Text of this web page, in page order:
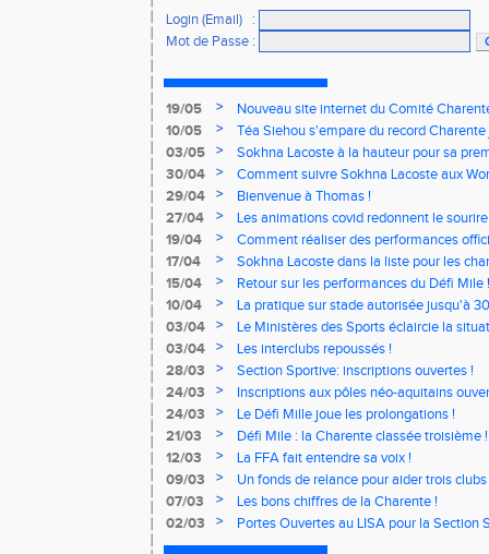
Login (Email)
:
Mot de Passe :
19/05 >
Nouveau site internet du Comité
10/05
>
Téa Siehou s'empare du record
03/05
>
Sokhna Lacoste à la hauteur pour sa
30/04
>
Comment suivre Sokhna Lacoste aux
29/04
>
Bienvenue à Thomas !
27/04
>
Les animations covid redonnent le
19/04
>
Comment réaliser des performances
17/04
>
Sokhna Lacoste dans la liste pour les
relais !
15/04 >
Retour sur les performances du Défi Mile !
10/04
>
La pratique sur stade autorisée jusqu'à
03/04
>
Le Ministères des Sports éclaircie la
03/04
>
Les interclubs repoussés !
28/03
>
Section Sportive: inscriptions ouvertes !
24/03
>
Inscriptions aux pôles néo-aquitains
24/03
>
Le Défi Mille joue les prolongations !
21/03
>
Défi Mile : la Charente classée troisième !
12/03
>
La FFA fait entendre sa voix !
09/03
>
Un fonds de relance pour aider trois
07/03
>
Les bons chiffres de la Charente !
02/03
> Portes Ouvertes au LISA pour la Section